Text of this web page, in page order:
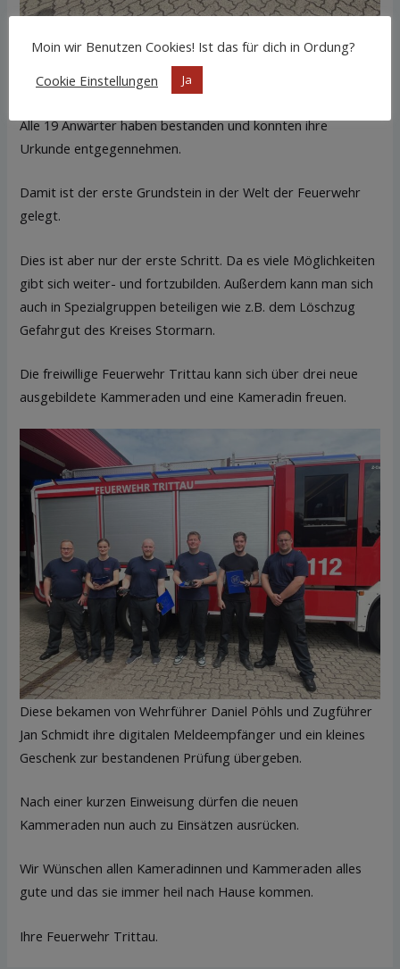
Zum Mittag konnte das Ergebnis vom Stellvertretenden
Amtswehrführer Kai Spittler bekannt gegeben werden.
Alle 19 Anwärter haben bestanden und konnten ihre
Urkunde entgegennehmen.
Damit ist der erste Grundstein in der Welt der Feuerwehr
gelegt.
Dies ist aber nur der erste Schritt. Da es viele Möglichkeiten
gibt sich weiter- und fortzubilden. Außerdem kann man sich
auch in Spezialgruppen beteiligen wie z.B. dem Löschzug
Gefahrgut des Kreises Stormarn.
Die freiwillige Feuerwehr Trittau kann sich über drei neue
ausgebildete Kammeraden und eine Kameradin freuen.
Diese bekamen von Wehrführer Daniel Pöhls und Zugführer
Jan Schmidt ihre digitalen Meldeempfänger und ein kleines
Geschenk zur bestandenen Prüfung übergeben.
Nach einer kurzen Einweisung dürfen die neuen
Kammeraden nun auch zu Einsätzen ausrücken.
Wir Wünschen allen Kameradinnen und Kammeraden alles
gute und das sie immer heil nach Hause kommen.
Ihre Feuerwehr Trittau.
Moin wir Benutzen Cookies! Ist das für dich in Ordung?
Cookie Einstellungen
Ja